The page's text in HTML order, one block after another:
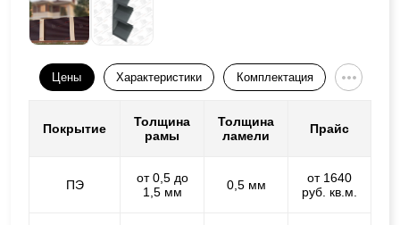
Цены Характеристики Комплектация
Покрытие
Толщина
рамы
Толщина
ламели
Прайс
ПЭ
от 0,5 до
1,5 мм
0,5 мм
от 1640
руб. кв.м.